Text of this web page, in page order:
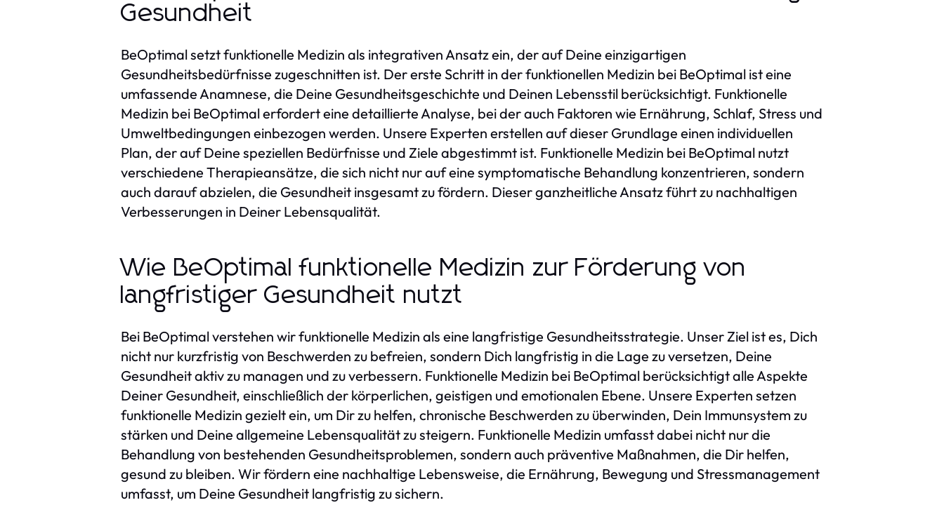
Gesundheit
BeOptimal setzt funktionelle Medizin als integrativen Ansatz ein, der auf Deine einzigartigen
Gesundheitsbedürfnisse zugeschnitten ist. Der erste Schritt in der funktionellen Medizin bei BeOptimal ist eine
umfassende Anamnese, die Deine Gesundheitsgeschichte und Deinen Lebensstil berücksichtigt. Funktionelle
Medizin bei BeOptimal erfordert eine detaillierte Analyse, bei der auch Faktoren wie Ernährung, Schlaf, Stress und
Umweltbedingungen einbezogen werden. Unsere Experten erstellen auf dieser Grundlage einen individuellen
Plan, der auf Deine speziellen Bedürfnisse und Ziele abgestimmt ist. Funktionelle Medizin bei BeOptimal nutzt
verschiedene Therapieansätze, die sich nicht nur auf eine symptomatische Behandlung konzentrieren, sondern
auch darauf abzielen, die Gesundheit insgesamt zu fördern. Dieser ganzheitliche Ansatz führt zu nachhaltigen
Verbesserungen in Deiner Lebensqualität.
Wie BeOptimal funktionelle Medizin zur Förderung von
langfristiger Gesundheit nutzt
Bei BeOptimal verstehen wir funktionelle Medizin als eine langfristige Gesundheitsstrategie. Unser Ziel ist es, Dich
nicht nur kurzfristig von Beschwerden zu befreien, sondern Dich langfristig in die Lage zu versetzen, Deine
Gesundheit aktiv zu managen und zu verbessern. Funktionelle Medizin bei BeOptimal berücksichtigt alle Aspekte
Deiner Gesundheit, einschließlich der körperlichen, geistigen und emotionalen Ebene. Unsere Experten setzen
funktionelle Medizin gezielt ein, um Dir zu helfen, chronische Beschwerden zu überwinden, Dein Immunsystem zu
stärken und Deine allgemeine Lebensqualität zu steigern. Funktionelle Medizin umfasst dabei nicht nur die
Behandlung von bestehenden Gesundheitsproblemen, sondern auch präventive Maßnahmen, die Dir helfen,
gesund zu bleiben. Wir fördern eine nachhaltige Lebensweise, die Ernährung, Bewegung und Stressmanagement
umfasst, um Deine Gesundheit langfristig zu sichern.